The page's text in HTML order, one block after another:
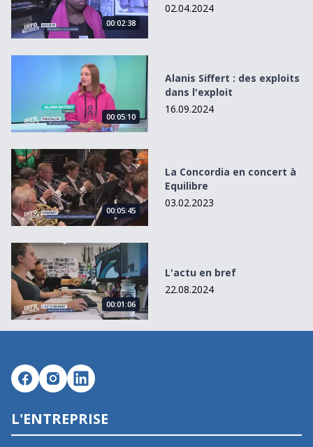
00:02:38
02.04.2024
Alanis Siffert : des exploits dans l&#039;exploit
00:05:10
Alanis Siffert : des exploits
dans l'exploit
16.09.2024
La Concordia en concert à Equilibre
00:05:45
La Concordia en concert à
Equilibre
03.02.2023
L&#039;actu en bref
00:01:06
L'actu en bref
22.08.2024
L'ENTREPRISE